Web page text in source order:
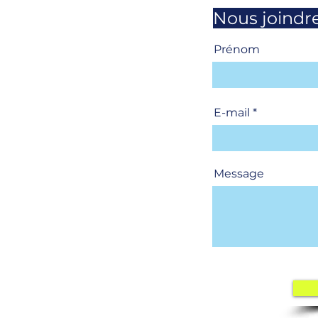
Nous
Prénom
E-mail
Message